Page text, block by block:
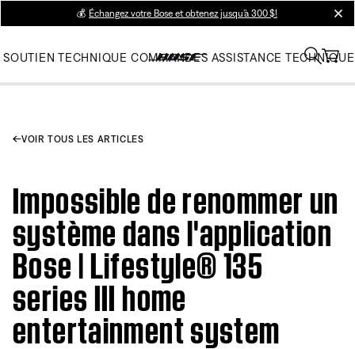
💰 Échangez votre Bose et obtenez jusqu’à 300 $!
SOUTIEN TECHNIQUE COMMANDES ASSISTANCE TECHNIQUE
VOIR TOUS LES ARTICLES
Impossible de renommer un
système dans l'application
Bose | Lifestyle® 135
series III home
entertainment system